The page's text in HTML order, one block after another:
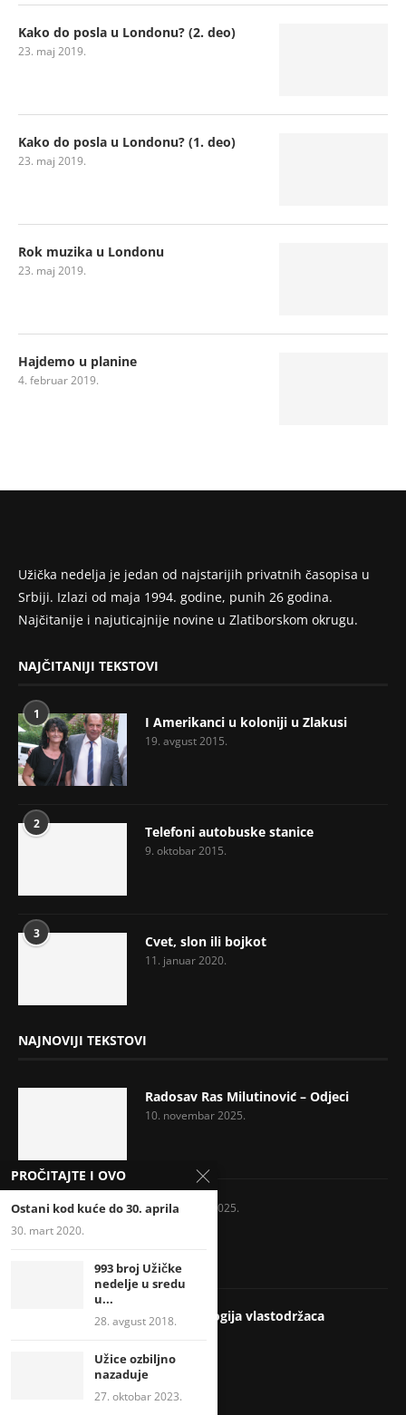
Kako do posla u Londonu? (2. deo)
23. maj 2019.
Kako do posla u Londonu? (1. deo)
23. maj 2019.
Rok muzika u Londonu
23. maj 2019.
Hajdemo u planine
4. februar 2019.
Užička nedelja je jedan od najstarijih privatnih časopisa u
Srbiji. Izlazi od maja 1994. godine, punih 26 godina.
Najčitanije i najuticajnije novine u Zlatiborskom okrugu.
NAJČITANIJI TEKSTOVI
1 I Amerikanci u koloniji u Zlakusi
19. avgust 2015.
2 Telefoni autobuske stanice
9. oktobar 2015.
3 Cvet, slon ili bojkot
11. januar 2020.
NAJNOVIJI TEKSTOVI
Radosav Ras Milutinović – Odjeci
10. novembar 2025.
7. novembar 2025.
Psihopatologija vlastodržaca
PROČITAJTE I OVO
Ostani kod kuće do 30. aprila
30. mart 2020.
993 broj Užičke
nedelje u sredu
u...
28. avgust 2018.
Užice ozbiljno
nazaduje
27. oktobar 2023.